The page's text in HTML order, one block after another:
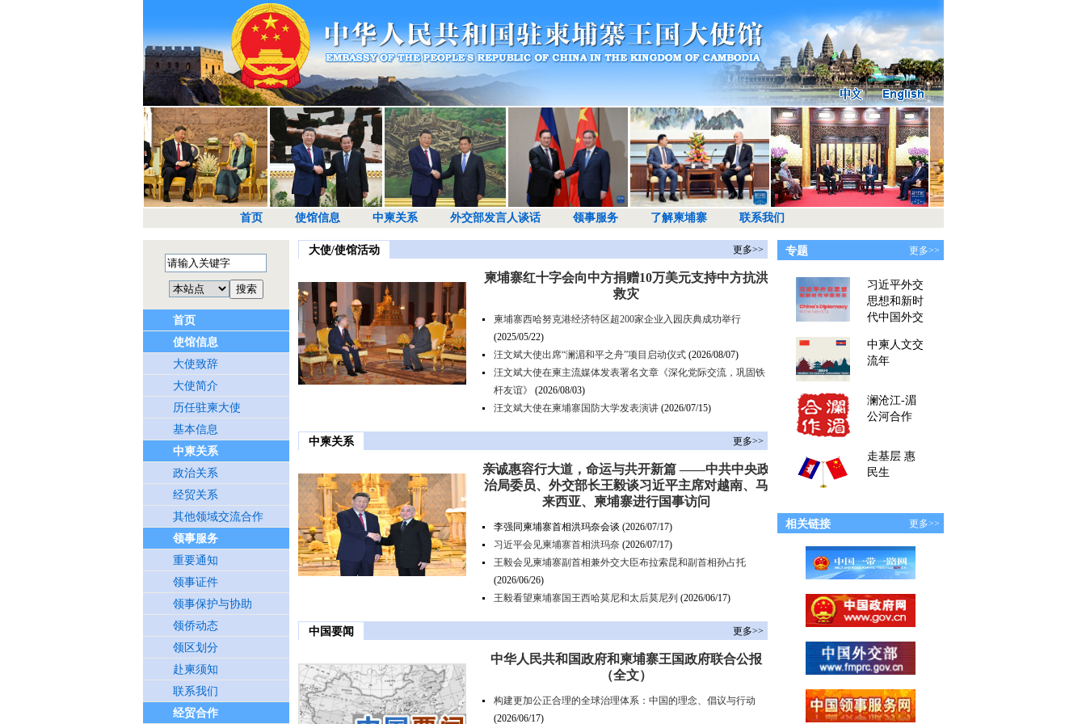
首页 使馆信息 中柬关系 外交部发言人谈话 领事服务 了解柬埔寨 联系我们
首页
使馆信息
大使致辞
大使简介
历任驻柬大使
基本信息
中柬关系
政治关系
经贸关系
其他领域交流合作
领事服务
重要通知
领事证件
领事保护与协助
领侨动态
领区划分
赴柬须知
联系我们
经贸合作
大使/使馆活动 更多>>
柬埔寨红十字会向中方捐赠10万美元支持中方抗洪
救灾
柬埔寨西哈努克港经济特区超200家企业入园庆典成功举行
(2025/05/22)
汪文斌大使出席“澜湄和平之舟”项目启动仪式 (2026/08/07)
汪文斌大使在柬主流媒体发表署名文章《深化党际交流，巩固铁
杆友谊》
(2026/08/03)
汪文斌大使在柬埔寨国防大学发表演讲 (2026/07/15)
中柬关系 更多>>
亲诚惠容行大道，命运与共开新篇 ——中共中央政
治局委员、外交部长王毅谈习近平主席对越南、马
来西亚、柬埔寨进行国事访问
李强同柬埔寨首相洪玛奈会谈 (2026/07/17)
习近平会见柬埔寨首相洪玛奈 (2026/07/17)
王毅会见柬埔寨副首相兼外交大臣布拉索昆和副首相孙占托
(2026/06/26)
王毅看望柬埔寨国王西哈莫尼和太后莫尼列 (2026/06/17)
中国要闻 更多>>
中华人民共和国政府和柬埔寨王国政府联合公报
（全文）
构建更加公正合理的全球治理体系：中国的理念、倡议与行动
(2026/06/17)
专题 更多>>
习近平外交
思想和新时
代中国外交
中柬人文交
流年
澜沧江-湄
公河合作
走基层 惠
民生
相关链接 更多>>